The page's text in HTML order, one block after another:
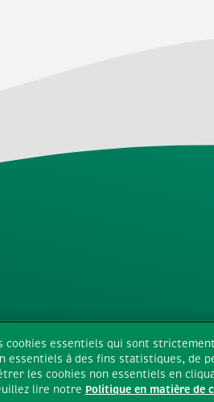
Charte de protection des
cookies essentiels qui sont
essentiels à des fins statistiques, de
les cookies non essentiels en
lire notre Politique en matière de